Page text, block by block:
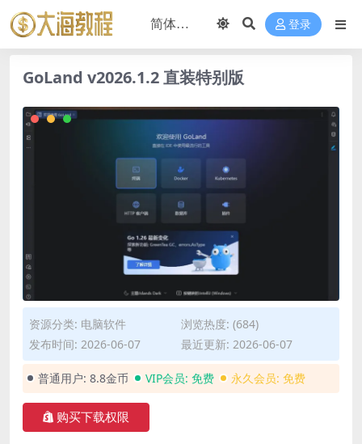
登录
GoLand v2026.1.2 直装特别版
资源分类: 电脑软件
浏览热度: (684)
发布时间: 2026-06-07
最近更新: 2026-06-07
普通用户: 8.8金币 VIP会员: 免费 永久会员: 免费
购买下载权限